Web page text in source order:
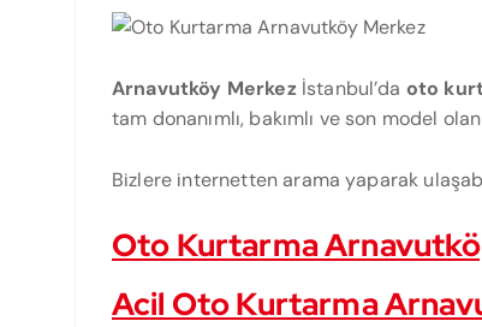
Arnavutköy Merkezİstanbul’da oto
tam donanımlı, bakımlı ve son model olan
Bizlere internetten arama yaparak
Oto Kurtarma
Acil Oto Kurtarma